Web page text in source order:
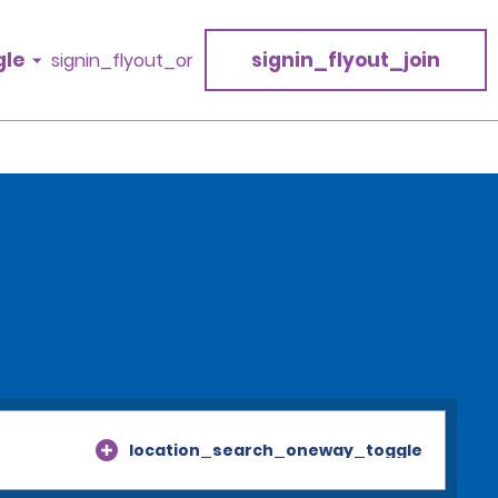
signin_flyout_or signin_flyout_join
location_search_oneway_toggle